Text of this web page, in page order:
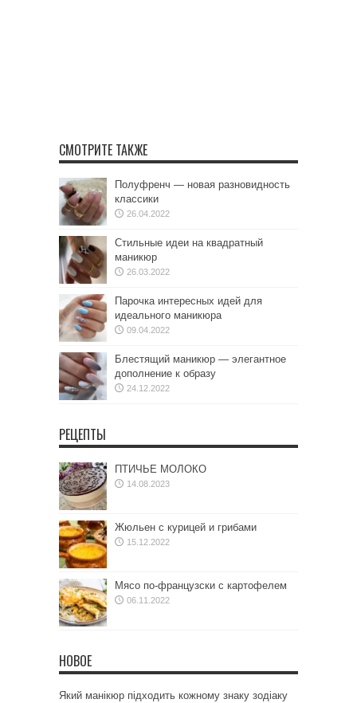
СМОТРИТЕ ТАКЖЕ
Полуфренч — новая разновидность
классики
26.04.2022
Стильные идеи на квадратный
маникюр
26.03.2022
Парочка интересных идей для
идеального маникюра
09.04.2022
Блестящий маникюр — элегантное
дополнение к образу
24.12.2022
РЕЦЕПТЫ
ПТИЧЬЕ МОЛОКО
14.08.2023
Жюльен с курицей и грибами
15.12.2022
Мясо по-французски с картофелем
06.11.2022
НОВОЕ
Який манікюр підходить кожному знаку зодіаку